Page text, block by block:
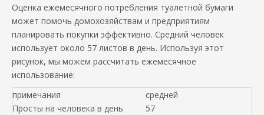
Оценка ежемесячного потребления туалетной бумаги
может помочь домохозяйствам и предприятиям
планировать покупки эффективно. Средний человек
использует около 57 листов в день. Используя этот
рисунок, мы можем рассчитать ежемесячное
использование:
примечания
средней
Просты на человека в день
57